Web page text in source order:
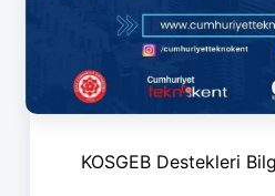
KOSGEB Destekleri